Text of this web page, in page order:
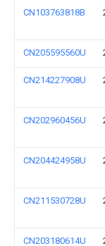
CN103763818B
CN205595560U
CN214227908U
CN202960456U
CN204424958U
CN211530728U
CN203180614U